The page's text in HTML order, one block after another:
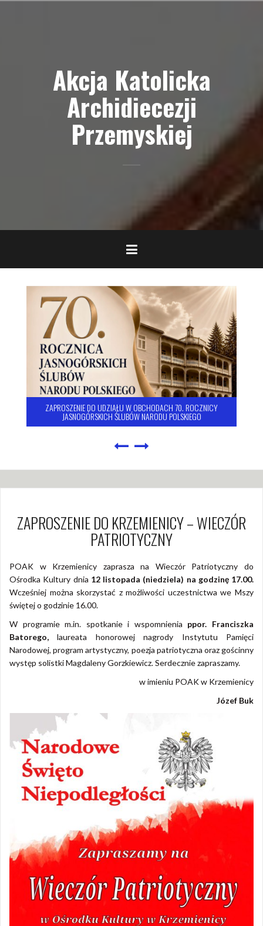
Akcja Katolicka
Archidiecezji
Przemyskiej
ZAPROSZENIE DO UDZIAŁU W OBCHODACH 70. ROCZNICY
JASNOGÓRSKICH ŚLUBÓW NARODU POLSKIEGO
ZAPROSZENIE DO KRZEMIENICY – WIECZÓR
PATRIOTYCZNY
POAK w Krzemienicy zaprasza na Wieczór Patriotyczny do
Ośrodka Kultury dnia 12 listopada (niedziela) na godzinę 17.00.
Wcześniej można skorzystać z możliwości uczestnictwa we Mszy
świętej o godzinie 16.00.
W programie m.in. spotkanie i wspomnienia ppor. Franciszka
Batorego, laureata honorowej nagrody Instytutu Pamięci
Narodowej, program artystyczny, poezja patriotyczna oraz gościnny
występ solistki Magdaleny Gorzkiewicz. Serdecznie zapraszamy.
w imieniu POAK w Krzemienicy
Józef Buk